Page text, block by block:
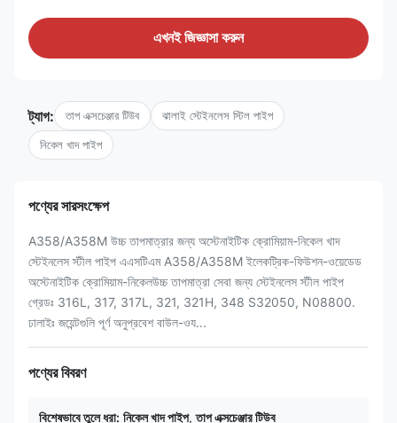
এখনই জিজ্ঞাসা করুন
ট্যাগ: তাপ এক্সচেঞ্জার টিউব ঝালাই স্টেইনলেস স্টিল পাইপ
নিকেল খাদ পাইপ
পণ্যের সারসংক্ষেপ
A358/A358M উচ্চ তাপমাত্রার জন্য অস্টেনাইটিক ক্রোমিয়াম-নিকেল খাদ
স্টেইনলেস স্টীল পাইপ এএসটিএম A358/A358M ইলেকট্রিক-ফিউশন-ওয়েডেড
অস্টেনাইটিক ক্রোমিয়াম-নিকেলউচ্চ তাপমাত্রা সেবা জন্য স্টেইনলেস স্টীল পাইপ
গ্রেডঃ 316L, 317, 317L, 321, 321H, 348 S32050, N08800.
ঢালাইঃ জয়েন্টগুলি পূর্ণ অনুপ্রবেশ বাউল-ওয...
পণ্যের বিবরণ
বিশেষভাবে তুলে ধরা: নিকেল খাদ পাইপ,তাপ এক্সচেঞ্জার টিউব